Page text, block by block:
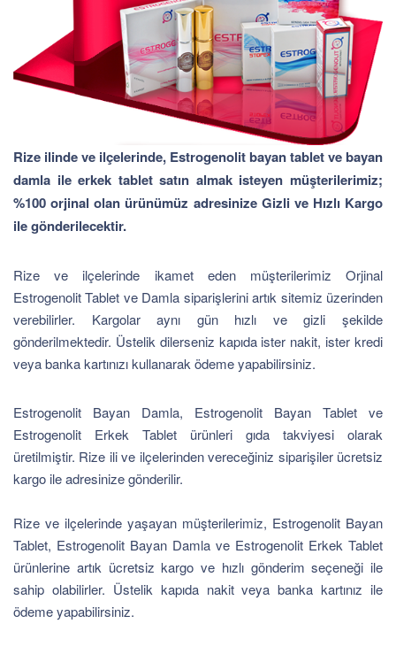
Rize ilinde ve ilçelerinde, Estrogenolit bayan tablet ve bayan
damla ile erkek tablet satın almak isteyen müşterilerimiz;
%100 orjinal olan ürünümüz adresinize Gizli ve Hızlı Kargo
ile gönderilecektir.
Rize ve ilçelerinde ikamet eden müşterilerimiz Orjinal
Estrogenolit Tablet ve Damla siparişlerini artık sitemiz üzerinden
verebilirler. Kargolar aynı gün hızlı ve gizli şekilde
gönderilmektedir. Üstelik dilerseniz kapıda ister nakit, ister kredi
veya banka kartınızı kullanarak ödeme yapabilirsiniz.
Estrogenolit Bayan Damla, Estrogenolit Bayan Tablet ve
Estrogenolit Erkek Tablet ürünleri gıda takviyesi olarak
üretilmiştir. Rize ili ve ilçelerinden vereceğiniz siparişiler ücretsiz
kargo ile adresinize gönderilir.
Rize ve ilçelerinde yaşayan müşterilerimiz, Estrogenolit Bayan
Tablet, Estrogenolit Bayan Damla ve Estrogenolit Erkek Tablet
ürünlerine artık ücretsiz kargo ve hızlı gönderim seçeneği ile
sahip olabilirler. Üstelik kapıda nakit veya banka kartınız ile
ödeme yapabilirsiniz.